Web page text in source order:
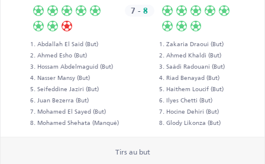
Abdallah El Said (But)
Ahmed Esho (But)
Hossam Abdelmaguid (But)
Nasser Mansy (But)
Seifeddine Jaziri (But)
Juan Bezerra (But)
Mohamed El Sayed (But)
Mohamed Shehata (Manqué)
7 - 8
Zakaria Draoui (But)
Ahmed Khaldi (But)
Saâdi Radouani (But)
Riad Benayad (But)
Haithem Loucif (But)
Ilyes Chetti (But)
Hocine Dehiri (But)
Glody Likonza (But)
Tirs au but